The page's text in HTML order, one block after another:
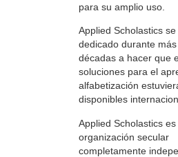
para su amplio uso.
Applied Scholastics
dedicado durante
décadas a hacer que
soluciones para el
alfabetización
disponibles
Applied Scholastics es
organización secular
completamente